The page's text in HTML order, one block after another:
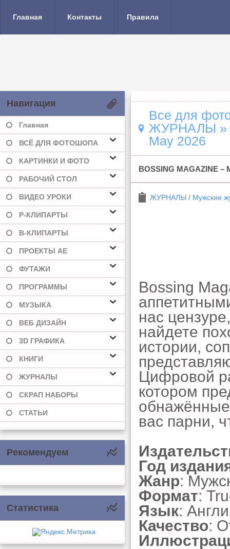
Главная Контакты Правила
Навигация
Главная
ВСЁ ДЛЯ ФОТОШОПА
КАРТИНКИ И ФОТО
РАБОЧИЙ СТОЛ
ВИДЕО УРОКИ
Р-КЛИПАРТЫ
В-КЛИПАРТЫ
ПРОЕКТЫ AE
ФУТАЖИ
ПРОГРАММЫ
МУЗЫКА
ВЕБ ДИЗАЙН
3D ГРАФИКА
КНИГИ
ЖУРНАЛЫ
СКРАП НАБОРЫ
СТАТЬИ
Рекомендуем
Статистика
Все для
ЖУРНАЛЫ »
May 2026
BOSSING MAGAZINE –
ЖУРНАЛЫ / Мужские
Bossing
нас
найдете
истории,
Цифровой
котором
вас парни,
Год
Жанр:
Формат:
Язык:
Качество: